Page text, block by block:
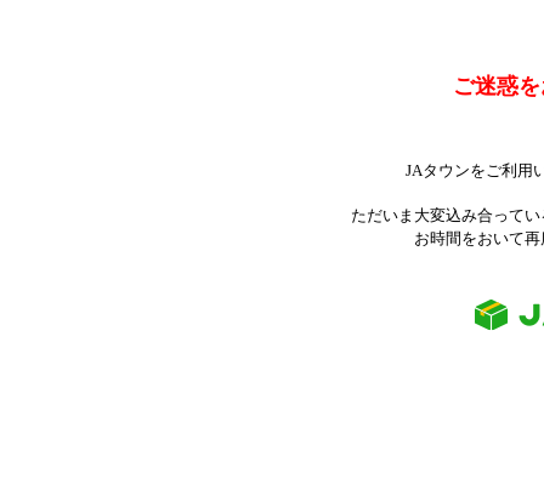
ご迷惑
JAタウンをご利用
ただいま大変込み合って
お時間をおいて